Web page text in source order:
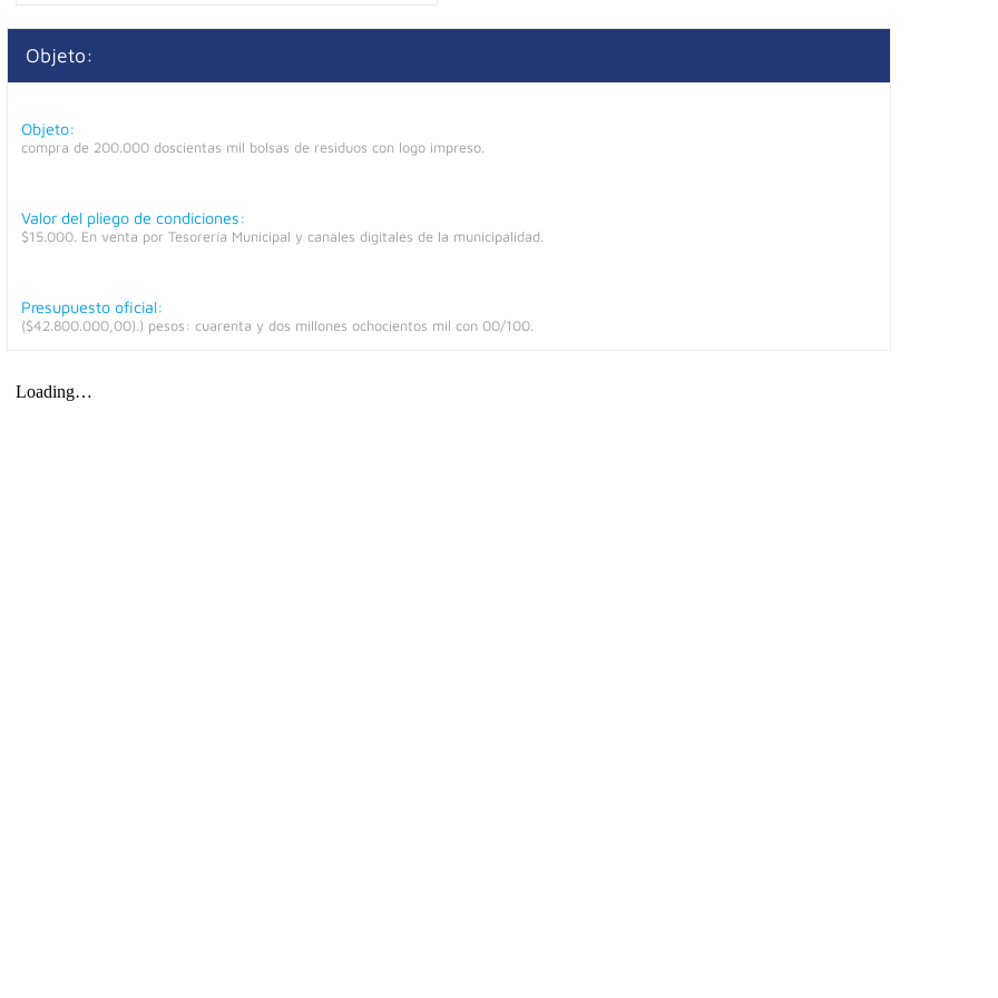
Objeto:
Objeto:
compra de 200.000 doscientas mil bolsas de residuos con logo impreso.
Valor del pliego de condiciones:
$15.000. En venta por Tesorería Municipal y canales digitales de la municipalidad.
Presupuesto oficial:
($42.800.000,00).) pesos: cuarenta y dos millones ochocientos mil con 00/100.